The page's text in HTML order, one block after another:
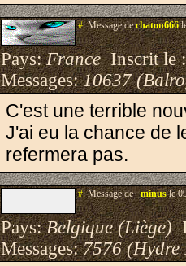
#.Message dechaton666
Pays:FranceInscrit le
Messages:10637
C'est une terrible
J'ai eu la chance de
refermera pas.
#.Message de_minusle
Pays:Belgique (Liège)
Messages:7576 (Hydre